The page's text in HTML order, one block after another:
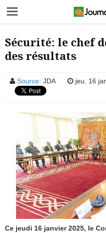
Sécurité: le chef
des résultats
Source: JDA jeu. 16
Ce jeudi 16 janvier 2025, le